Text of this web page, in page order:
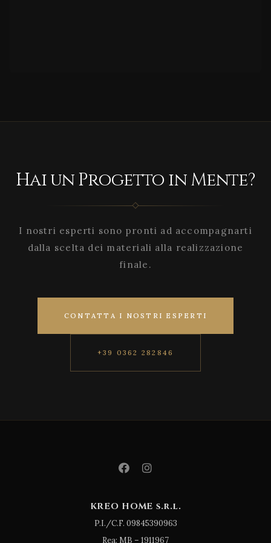
Hai un Progetto in Mente?
I nostri esperti sono pronti ad accompagnarti
dalla scelta dei materiali alla realizzazione
finale.
CONTATTA I NOSTRI ESPERTI
+39 0362 282846
KREO HOME s.r.l.
P.I./C.F. 09845390963
Rea: MB – 1911967